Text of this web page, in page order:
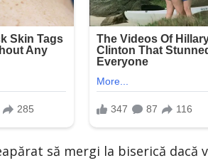
să mergi la biserică dacă